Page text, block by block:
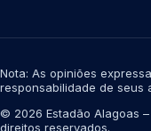
Nota: As opiniões
responsabilidade de seus
© 2026 Estadão Alagoas
direitos reservados.